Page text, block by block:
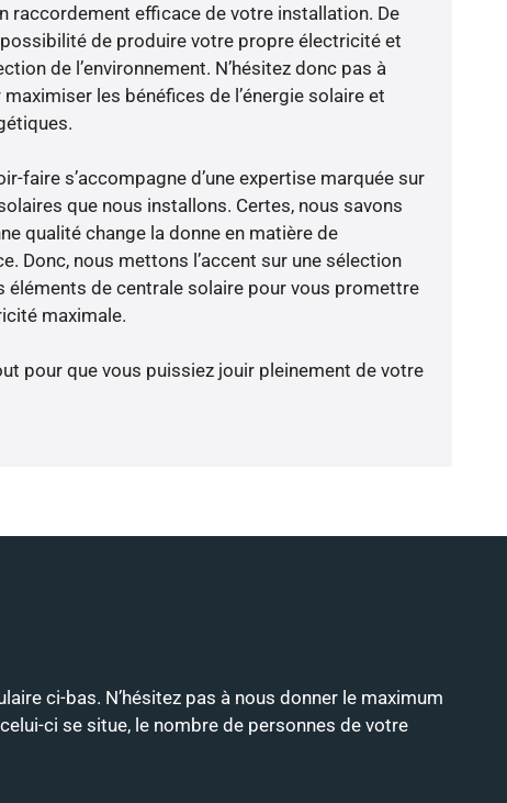
raccordement efficace de votre installation. De
de produire votre propre électricité et
de l’environnement. N’hésitez donc pas à
les bénéfices de l’énergie solaire et
faire s’accompagne d’une expertise marquée sur
que nous installons. Certes, nous savons
qualité change la donne en matière de
Donc, nous mettons l’accent sur une sélection
éléments de centrale solaire pour vous promettre
maximale.
pour que vous puissiez jouir pleinement de votre
ci-bas. N’hésitez pas à nous donner le maximum
ci se situe, le nombre de personnes de votre